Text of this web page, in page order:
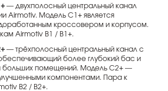
— двухполосный центральный канал
Airmotiv. Модель C1+ является
кроссовером и корпусом.
Airmotiv B1 / B1+.
— трёхполосный центральный канал с
более глубокий бас и
больших помещений. Модель C2+ —
компонентами. Пара к
B2 / B2+.